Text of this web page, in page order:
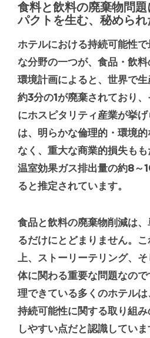
食料と飲料の廃棄物問
パクトを生む、秘められ
ホテルにおける持続可能性
な分野の一つが、食品・飲料
環境計画によると、 世界で
約3分の1が廃棄されており
にホスピタリティ産業が挙
は、明らかな倫理的・環境
なく、重大な商業的損失もも
温室効果ガス排出量の約8～
ると推定されています。
食品と飲料の廃棄物削減は
るだけにとどまりません。
上、ストーリーテリング、
体に関わる重要な問題なの
理できている多くのホテルは
持続可能性に関する取り組
しやすい点だと認識していま